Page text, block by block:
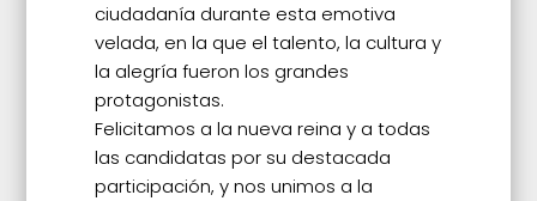
ciudadanía durante esta emotiva
velada, en la que el talento, la cultura y
la alegría fueron los grandes
protagonistas.
Felicitamos a la nueva reina y a todas
las candidatas por su destacada
participación, y nos unimos a la